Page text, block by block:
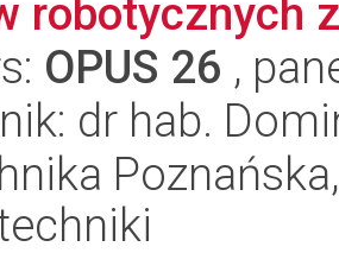
robotycznych
OPUS 26 ,
dr hab.